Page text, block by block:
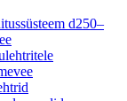
d250–